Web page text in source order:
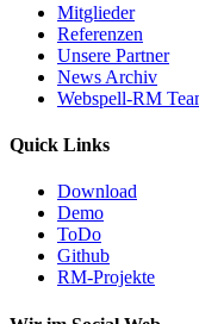
Mitglieder
Referenzen
Unsere Partner
News Archiv
Webspell-RM
Quick Links
Download
Demo
ToDo
Github
RM-Projekte